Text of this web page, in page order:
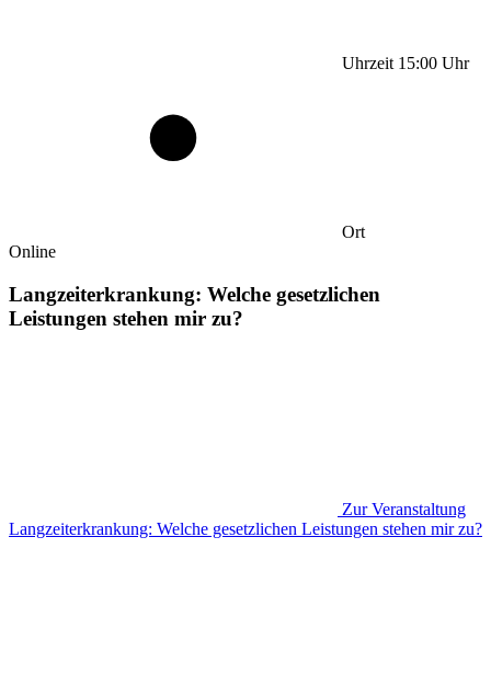
Uhrzeit 15:00 Uhr
Ort
Online
Langzeiterkrankung: Welche gesetzlichen
Leistungen stehen mir zu?
Zur Veranstaltung
Langzeiterkrankung: Welche gesetzlichen Leistungen stehen mir zu?